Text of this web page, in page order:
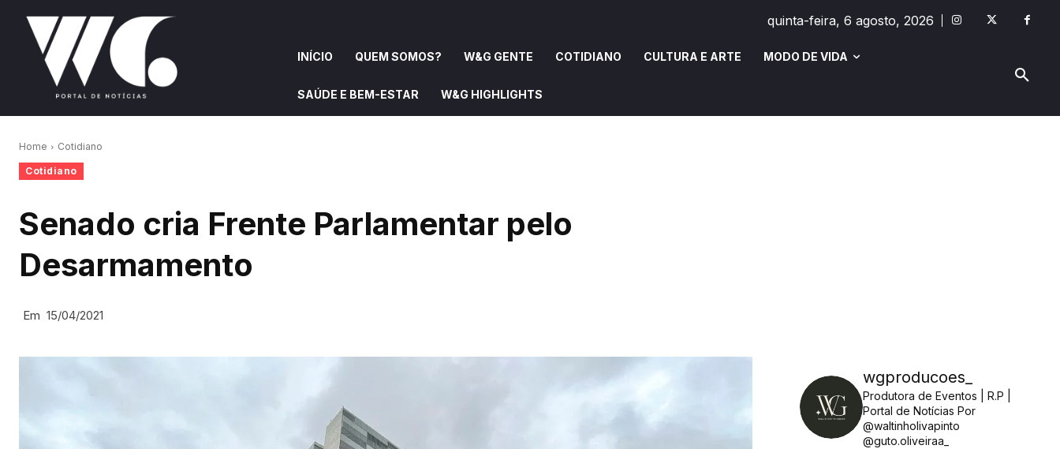
quinta-feira, 6 agosto, 2026
INÍCIO QUEM SOMOS? W&G GENTE COTIDIANO CULTURA E ARTE MODO DE VIDA
SAÚDE E BEM-ESTAR W&G HIGHLIGHTS
Home Cotidiano
Cotidiano
Senado cria Frente Parlamentar pelo
Desarmamento
Em 15/04/2021
wgproducoes_
Produtora de Eventos | R.P |
Portal de Notícias Por
@waltinholivapinto
@guto.oliveiraa_